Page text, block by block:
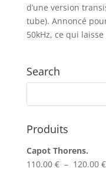
d’une version
tube). Annoncé
50kHz, ce qui
Search
Produits
Capot Thorens.
110.00 € – 120.00 €